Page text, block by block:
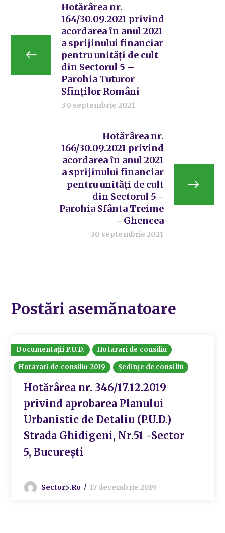
Hotărârea nr.
164/30.09.2021 privind
acordarea în anul 2021
a sprijinului financiar
pentru unități de cult
din Sectorul 5 –
Parohia Tuturor
Sfinților Români
30 septembrie 2021
Hotărârea nr.
166/30.09.2021 privind
acordarea în anul 2021
a sprijinului financiar
pentru unități de cult
din Sectorul 5 -
Parohia Sfânta Treime
- Ghencea
30 septembrie 2021
Postări asemănatoare
Documentații P.U.D.
Hotarari de consiliu
Hotarari de consiliu 2019
Ședințe de consiliu
Hotărârea nr. 346/17.12.2019
privind aprobarea Planului
Urbanistic de Detaliu (P.U.D.)
Strada Ghidigeni, Nr.51 -Sector
5, București
Sector5.ro 17 decembrie 2019